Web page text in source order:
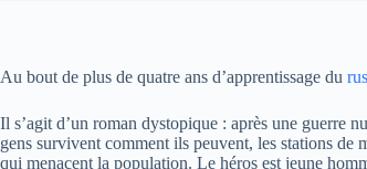
Au bout de plus de quatre ans d’apprentissage du
Il s’agit d’un roman dystopique : après une guerre
gens survivent comment ils peuvent, les stations de
qui menacent la population. Le héros est jeune